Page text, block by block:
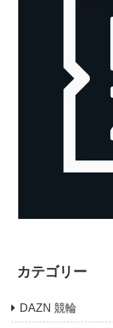
カテゴリー
DAZN 競輪